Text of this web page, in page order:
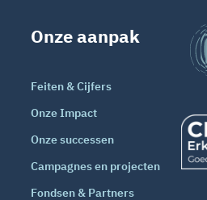
Onze aanpak
Feiten & Cijfers
Onze Impact
Onze successen
Campagnes en projecten
Fondsen & Partners